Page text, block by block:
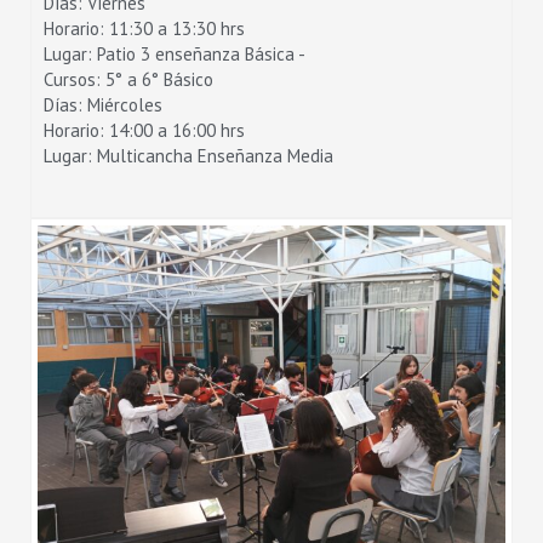
Horario: 11:30 a 13:30 hrs
Lugar: Patio 3 enseñanza Básica -
Cursos: 5° a 6° Básico
Días: Miércoles
Horario: 14:00 a 16:00 hrs
Lugar: Multicancha Enseñanza Media